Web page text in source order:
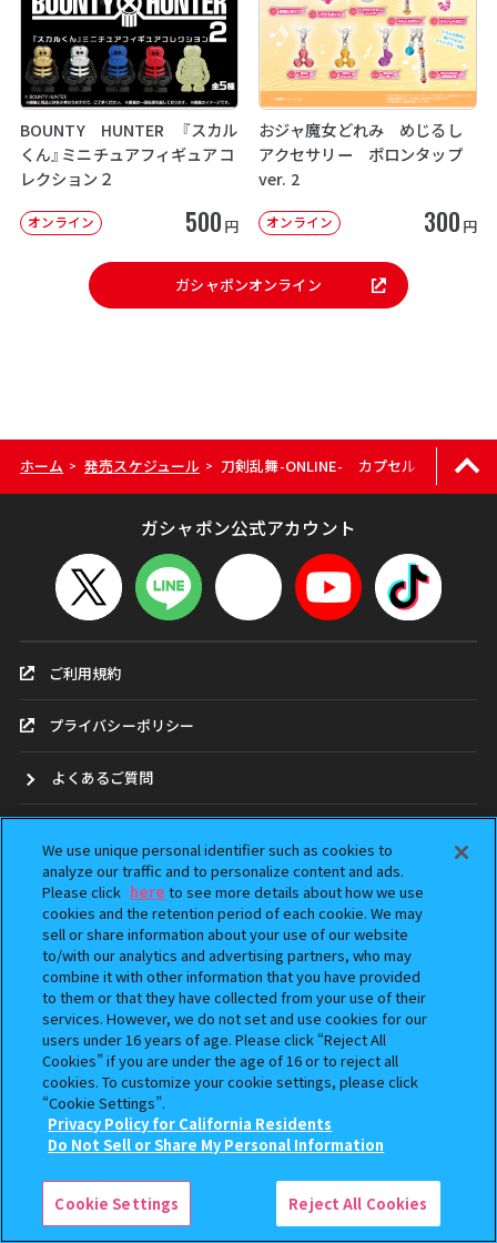
BOUNTY HUNTER 『スカル
くん』ミニチュアフィギュアコ
レクション２
オンライン 500 円
おジャ魔女どれみ めじるし
アクセサリー ポロンタップ
ver. 2
オンライン 300 円
ガシャポンオンライン
ホーム > 発売スケジュール > 刀剣乱舞-ONLINE- カプセルラバーマス
ガシャポン公式アカウント
ご利用規約
プライバシーポリシー
よくあるご質問
ガシャポンどこ？
アンケート
ウェブアクセシビリティ方針
Do Not Sell or Share My Personal Information
本サイトに掲載されている全ての画像、文章、データの無断転用、転載をお断りします。
コピーライト一覧を表示する
We use unique personal identifier such as cookies to
analyze our traffic and to personalize content and ads.
Please click here to see more details about how we use
cookies and the retention period of each cookie. We may
sell or share information about your use of our website
to/with our analytics and advertising partners, who may
combine it with other information that you have provided
to them or that they have collected from your use of their
services. However, we do not set and use cookies for our
users under 16 years of age. Please click “Reject All
Cookies” if you are under the age of 16 or to reject all
cookies. To customize your cookie settings, please click
“Cookie Settings”.
Privacy Policy for California Residents
Do Not Sell or Share My Personal Information
Cookie Settings Reject All Cookies